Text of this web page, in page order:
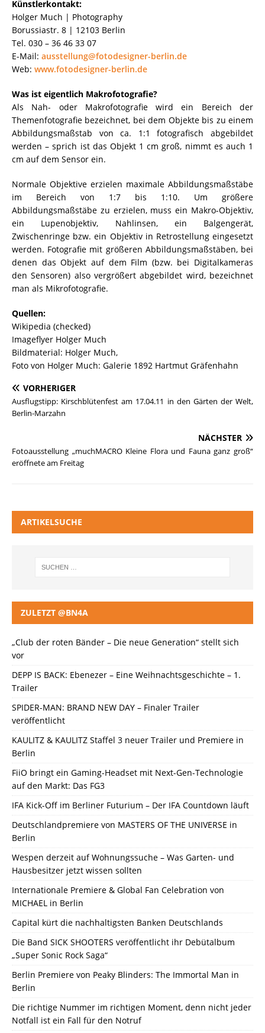
Künstlerkontakt:
Holger Much | Photography
Borussiastr. 8 | 12103 Berlin
Tel. 030 – 36 46 33 07
E-Mail: ausstellung@fotodesigner-berlin.de
Web: www.fotodesigner-berlin.de
Was ist eigentlich Makrofotografie?
Als Nah- oder Makrofotografie wird ein Bereich der
Themenfotografie bezeichnet, bei dem Objekte bis zu einem
Abbildungsmaßstab von ca. 1:1 fotografisch abgebildet
werden – sprich ist das Objekt 1 cm groß, nimmt es auch 1
cm auf dem Sensor ein.
Normale Objektive erzielen maximale Abbildungsmaßstäbe
im Bereich von 1:7 bis 1:10. Um größere
Abbildungsmaßstäbe zu erzielen, muss ein Makro-Objektiv,
ein Lupenobjektiv, Nahlinsen, ein Balgengerät,
Zwischenringe bzw. ein Objektiv in Retrostellung eingesetzt
werden. Fotografie mit größeren Abbildungsmaßstäben, bei
denen das Objekt auf dem Film (bzw. bei Digitalkameras
den Sensoren) also vergrößert abgebildet wird, bezeichnet
man als Mikrofotografie.
Quellen:
Wikipedia (checked)
Imageflyer Holger Much
Bildmaterial: Holger Much,
Foto von Holger Much: Galerie 1892 Hartmut Gräfenhahn
VORHERIGER
Ausflugstipp: Kirschblütenfest am 17.04.11 in den Gärten der Welt,
Berlin-Marzahn
NÄCHSTER
Fotoausstellung „muchMACRO Kleine Flora und Fauna ganz groß“
eröffnete am Freitag
ARTIKELSUCHE
ZULETZT @BN4A
„Club der roten Bänder – Die neue Generation“ stellt sich
vor
DEPP IS BACK: Ebenezer – Eine Weihnachtsgeschichte – 1.
Trailer
SPIDER-MAN: BRAND NEW DAY – Finaler Trailer
veröffentlicht
KAULITZ & KAULITZ Staffel 3 neuer Trailer und Premiere in
Berlin
FiiO bringt ein Gaming-Headset mit Next-Gen-Technologie
auf den Markt: Das FG3
IFA Kick-Off im Berliner Futurium – Der IFA Countdown läuft
Deutschlandpremiere von MASTERS OF THE UNIVERSE in
Berlin
Wespen derzeit auf Wohnungssuche – Was Garten- und
Hausbesitzer jetzt wissen sollten
Internationale Premiere & Global Fan Celebration von
MICHAEL in Berlin
Capital kürt die nachhaltigsten Banken Deutschlands
Die Band SICK SHOOTERS veröffentlicht ihr Debütalbum
„Super Sonic Rock Saga“
Berlin Premiere von Peaky Blinders: The Immortal Man in
Berlin
Die richtige Nummer im richtigen Moment, denn nicht jeder
Notfall ist ein Fall für den Notruf